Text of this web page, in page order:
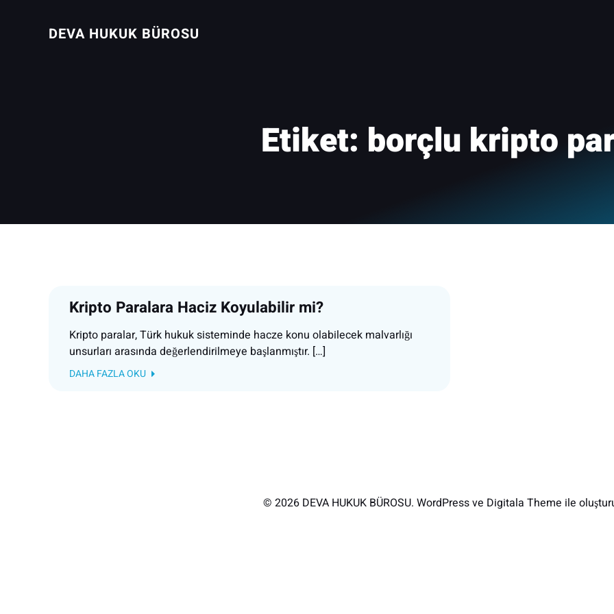
DEVA HUKUK BÜROSU
Etiket: borçlu kripto
Kripto Paralara Haciz Koyulabilir mi?
Kripto paralar, Türk hukuk sisteminde hacze konu olabilecek malvarlığı
unsurları arasında değerlendirilmeye başlanmıştır. […]
DAHA FAZLA OKU
© 2026 DEVA HUKUK BÜROSU. WordPress ve Digitala Theme ile